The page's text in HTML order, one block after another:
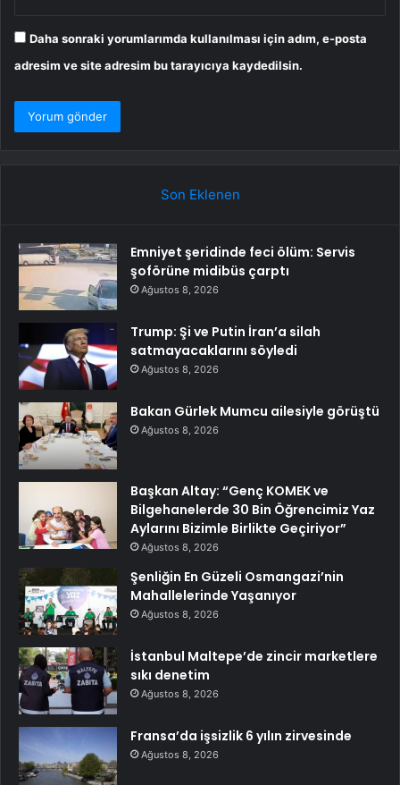
Daha sonraki yorumlarımda kullanılması için adım, e-posta
adresim ve site adresim bu tarayıcıya kaydedilsin.
Son Eklenen
Emniyet şeridinde feci ölüm: Servis
şoförüne midibüs çarptı
Ağustos 8, 2026
Trump: Şi ve Putin İran’a silah
satmayacaklarını söyledi
Ağustos 8, 2026
Bakan Gürlek Mumcu ailesiyle görüştü
Ağustos 8, 2026
Başkan Altay: “Genç KOMEK ve
Bilgehanelerde 30 Bin Öğrencimiz Yaz
Aylarını Bizimle Birlikte Geçiriyor”
Ağustos 8, 2026
Şenliğin En Güzeli Osmangazi’nin
Mahallelerinde Yaşanıyor
Ağustos 8, 2026
İstanbul Maltepe’de zincir marketlere
sıkı denetim
Ağustos 8, 2026
Fransa’da işsizlik 6 yılın zirvesinde
Ağustos 8, 2026